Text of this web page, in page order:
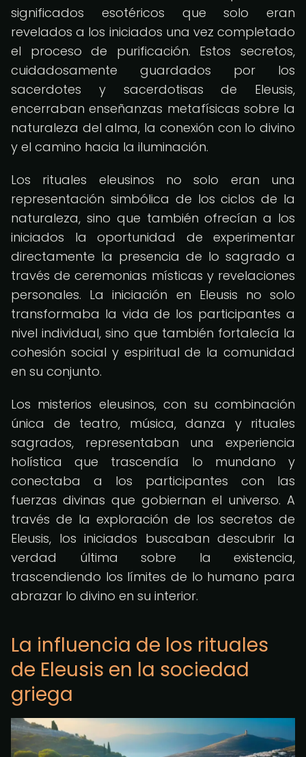
significados esotéricos que solo eran
revelados a los iniciados una vez completado
el proceso de purificación. Estos secretos,
cuidadosamente guardados por los
sacerdotes y sacerdotisas de Eleusis,
encerraban enseñanzas metafísicas sobre la
naturaleza del alma, la conexión con lo divino
y el camino hacia la iluminación.
Los rituales eleusinos no solo eran una
representación simbólica de los ciclos de la
naturaleza, sino que también ofrecían a los
iniciados la oportunidad de experimentar
directamente la presencia de lo sagrado a
través de ceremonias místicas y revelaciones
personales. La iniciación en Eleusis no solo
transformaba la vida de los participantes a
nivel individual, sino que también fortalecía la
cohesión social y espiritual de la comunidad
en su conjunto.
Los misterios eleusinos, con su combinación
única de teatro, música, danza y rituales
sagrados, representaban una experiencia
holística que trascendía lo mundano y
conectaba a los participantes con las
fuerzas divinas que gobiernan el universo. A
través de la exploración de los secretos de
Eleusis, los iniciados buscaban descubrir la
verdad última sobre la existencia,
trascendiendo los límites de lo humano para
abrazar lo divino en su interior.
La influencia de los rituales
de Eleusis en la sociedad
griega